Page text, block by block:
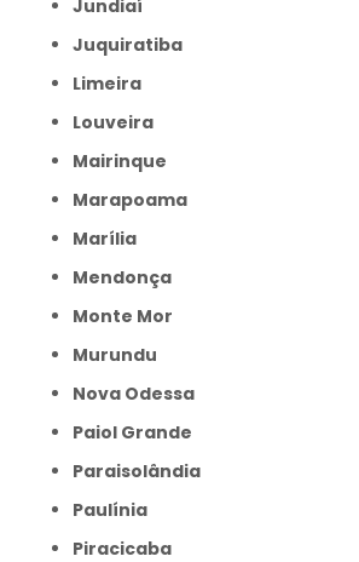
Jundiaí
Juquiratiba
Limeira
Louveira
Mairinque
Marapoama
Marília
Mendonça
Monte Mor
Murundu
Nova Odessa
Paiol Grande
Paraisolândia
Paulínia
Piracicaba